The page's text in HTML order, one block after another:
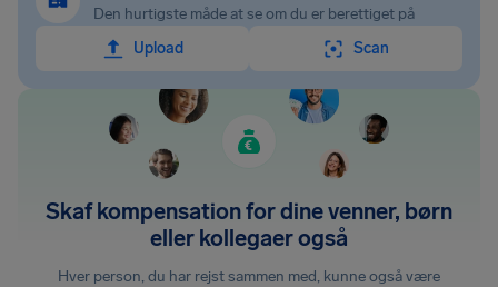
Den hurtigste måde at se om du er berettiget på
Upload
Scan
Skaf kompensation for dine venner, børn
eller kollegaer også
Hver person, du har rejst sammen med, kunne også være